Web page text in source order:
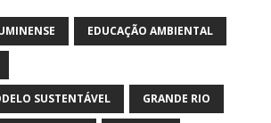
EDUCAÇÃO AMBIENTAL
SUSTENTÁVEL GRANDE RIO